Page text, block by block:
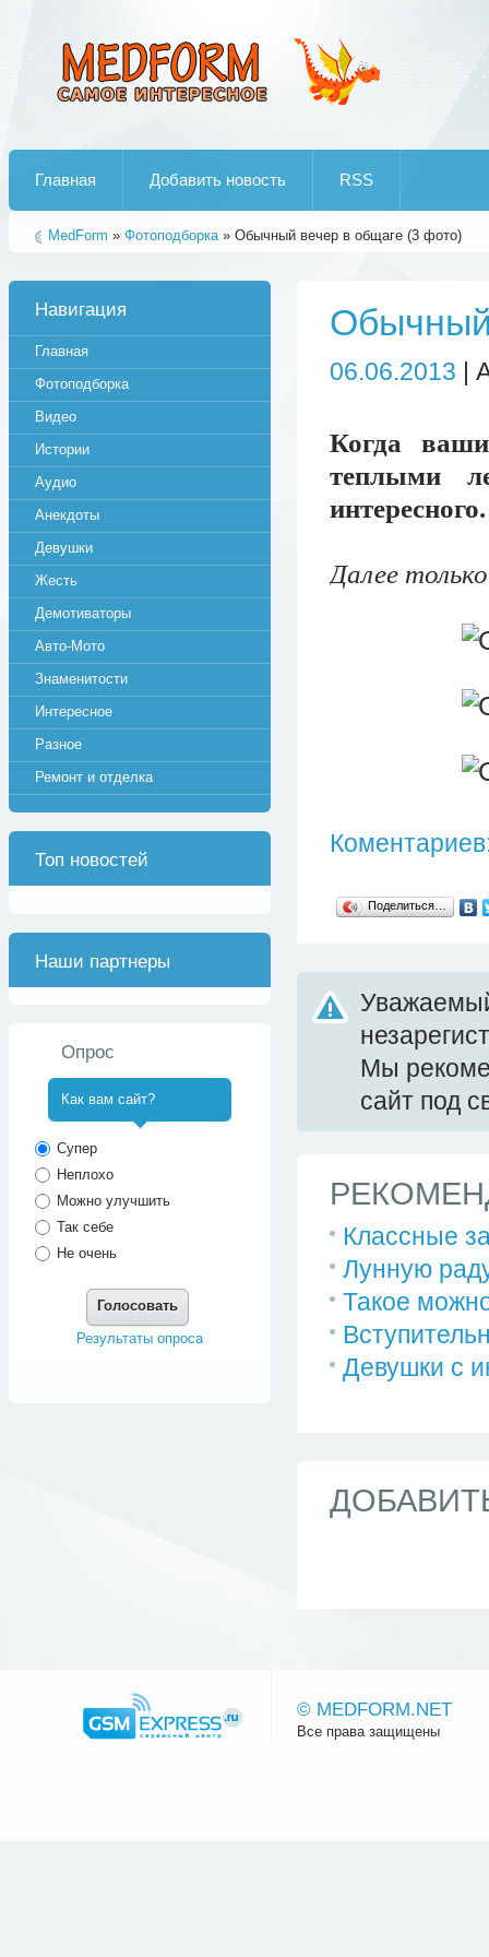
Главная Добавить новость RSS
MedForm » Фотоподборка» Обычный вечер в общаге (3 фото)
06.06.2013 |
Когда
теплыми
интересного.
Далее
Поделиться…
Мы
сайт под
Классные
Лунную
Такое
Девушки с
Навигация
Главная
Фотоподборка
Видео
Истории
Аудио
Анекдоты
Девушки
Жесть
Демотиваторы
Авто-Мото
Знаменитости
Интересное
Разное
Ремонт и отделка
Топ новостей
Наши партнеры
Опрос
Как вам сайт?
Супер
Неплохо
Можно улучшить
Так себе
Не очень
Голосовать
Результаты опроса
© MEDFORM.NET
Все права защищены